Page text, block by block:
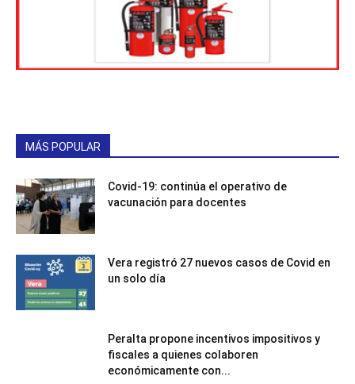
MÁS POPULAR
Covid-19: continúa el operativo de
vacunación para docentes
Vera registró 27 nuevos casos de Covid en
un solo día
Peralta propone incentivos impositivos y
fiscales a quienes colaboren
económicamente con...